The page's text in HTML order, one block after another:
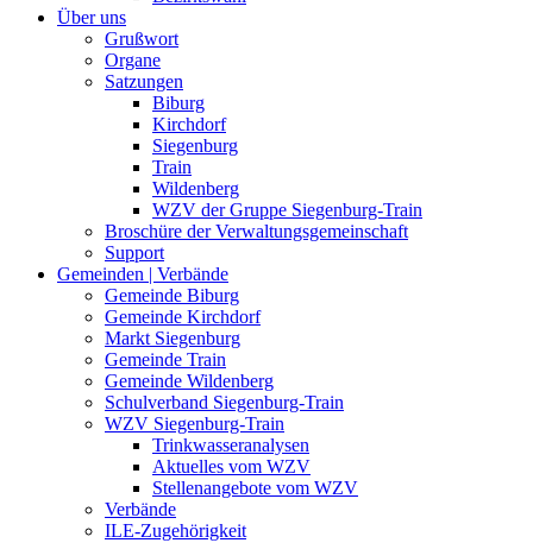
Über uns
Grußwort
Organe
Satzungen
Biburg
Kirchdorf
Siegenburg
Train
Wildenberg
WZV der Gruppe Siegenburg-Train
Broschüre der Verwaltungsgemeinschaft
Support
Gemeinden | Verbände
Gemeinde Biburg
Gemeinde Kirchdorf
Markt Siegenburg
Gemeinde Train
Gemeinde Wildenberg
Schulverband Siegenburg-Train
WZV Siegenburg-Train
Trinkwasseranalysen
Aktuelles vom WZV
Stellenangebote vom WZV
Verbände
ILE-Zugehörigkeit